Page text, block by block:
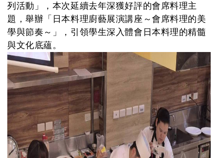
列活動」，本次延續去年深獲好評的會席料理主
題，舉辦「日本料理廚藝展演講座～會席料理的美
學與節奏～」，引領學生深入體會日本料理的精髓
與文化底蘊。